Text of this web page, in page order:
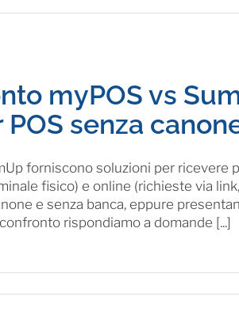
myPOS vs
senza
forniscono soluzioni per ricevere
fisico) e online (richieste via
e senza banca, eppure
rispondiamo a domande [...]